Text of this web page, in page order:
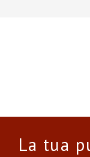
La tua